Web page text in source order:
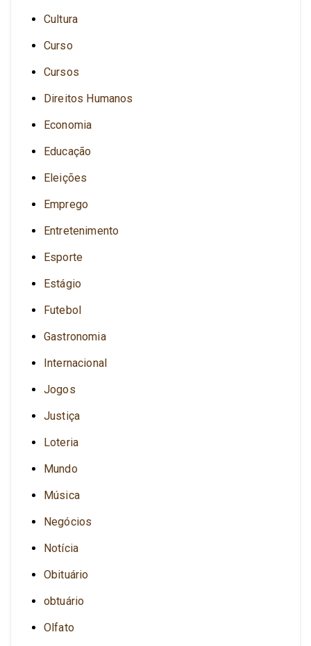
Cultura
Curso
Cursos
Direitos Humanos
Economia
Educação
Eleições
Emprego
Entretenimento
Esporte
Estágio
Futebol
Gastronomia
Internacional
Jogos
Justiça
Loteria
Mundo
Música
Negócios
Notícia
Obituário
obtuário
Olfato